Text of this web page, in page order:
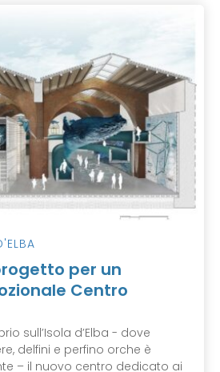
per un
Centro
sull’Isola d’Elba - dove
delfini e perfino orche è
– il nuovo centro dedicato ai